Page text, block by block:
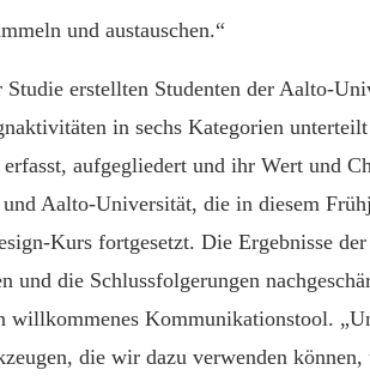
und austauschen.“
Studie erstellten Studenten der Aalto-
in sechs Kategorien
aufgegliedert und ihr Wert und
Aalto-Universität, die in diesem
Kurs fortgesetzt. Die Ergebnisse
und die Schlussfolgerungen
willkommenes Kommunikationstool.
die wir dazu verwenden